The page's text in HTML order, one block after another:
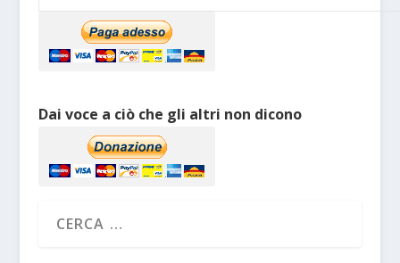
Dai voce a ciò che gli altri non dicono